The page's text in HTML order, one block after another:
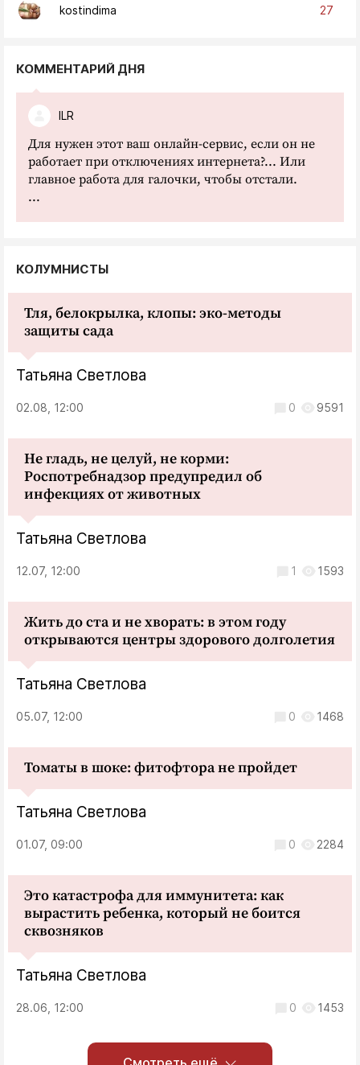
kostindima 27
КОММЕНТАРИЙ ДНЯ
ILR
Для нужен этот ваш онлайн-сервис, если он не
работает при отключениях интернета?... Или
главное работа для галочки, чтобы отстали.
...
КОЛУМНИСТЫ
Тля, белокрылка, клопы: эко-методы
защиты сада
Татьяна Светлова
02.08, 12:00 0 9591
Не гладь, не целуй, не корми:
Роспотребнадзор предупредил об
инфекциях от животных
Татьяна Светлова
12.07, 12:00 1 1593
Жить до ста и не хворать: в этом году
открываются центры здорового долголетия
Татьяна Светлова
05.07, 12:00 0 1468
Томаты в шоке: фитофтора не пройдет
Татьяна Светлова
01.07, 09:00 0 2284
Это катастрофа для иммунитета: как
вырастить ребенка, который не боится
сквозняков
Татьяна Светлова
28.06, 12:00 0 1453